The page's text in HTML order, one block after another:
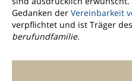
Gedanken der Vereinbarkeit
verpflichtet und ist Träger
berufundfamilie.